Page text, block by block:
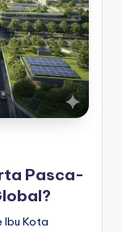
Pasca-
Ibu Kota